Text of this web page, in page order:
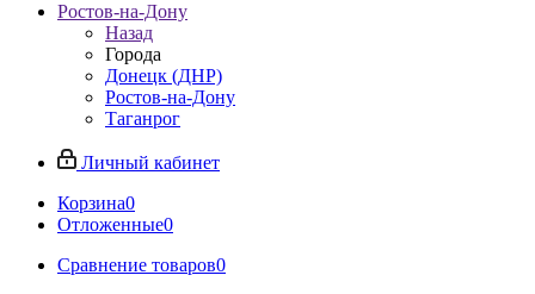
Ростов-на-Дону
Назад
Города
Донецк (ДНР)
Ростов-на-Дону
Таганрог
Личный кабинет
Корзина0
Отложенные0
Сравнение товаров0